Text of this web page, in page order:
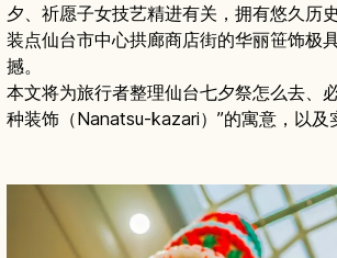
夕、祈愿子女技艺精进有关，拥有悠久历史
装点仙台市中心拱廊商店街的华丽笹饰极
撼。
本文将为旅行者整理仙台七夕祭怎么去、
种装饰（Nanatsu-kazari）”的寓意，以及